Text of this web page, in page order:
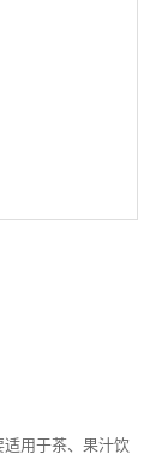
用于茶、果汁饮